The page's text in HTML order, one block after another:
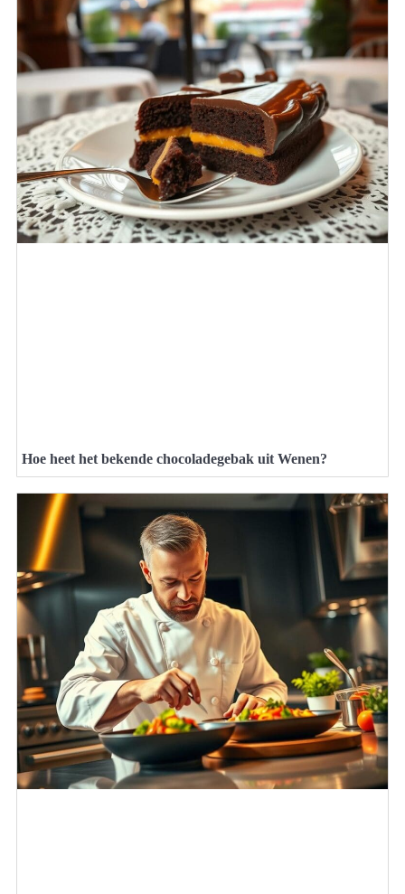
Hoe heet het bekende chocoladegebak uit Wenen?